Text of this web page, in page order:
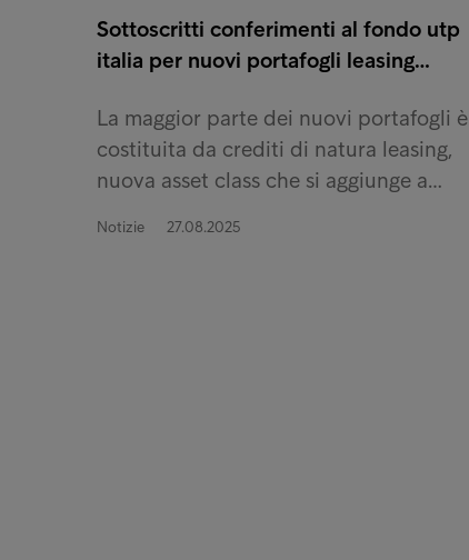
Sottoscritti conferimenti al fondo utp
italia per nuovi portafogli leasing…
La maggior parte dei nuovi portafogli è
costituita da crediti di natura leasing,
nuova asset class che si aggiunge a…
Notizie 27.08.2025